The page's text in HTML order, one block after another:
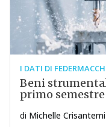
I DATI DI
Beni
primo
di Michelle Crisantemi